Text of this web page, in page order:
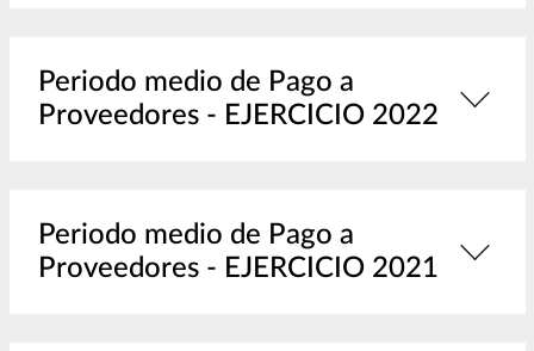
Periodo medio de Pago a
Proveedores - EJERCICIO 2022
Periodo medio de Pago a
Proveedores - EJERCICIO 2021